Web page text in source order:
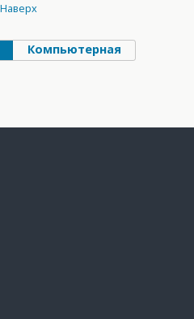
Наверх
Компьютерная